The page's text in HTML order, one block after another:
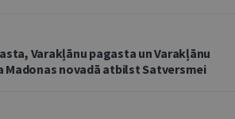
Varakļānu pagasta un Varakļānu
Madonas novadā atbilst Satversmei